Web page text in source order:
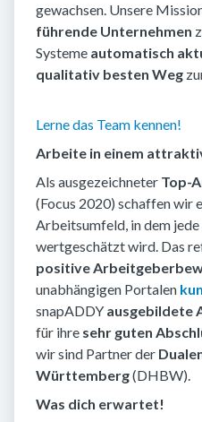
gewachsen. Unsere
führende Unternehmen
Systeme automatisch
qualitativ besten Weg
Lerne das Team kennen!
Arbeite in einem
Als ausgezeichneter Top-
(Focus 2020) schaffen wir
Arbeitsumfeld, in dem
wertgeschätzt wird. Das
positive
unabhängigen Portalen
snapADDY ausgebildete
für ihre sehr guten
wir sind Partner der
Württemberg(DHBW).
Was dich erwartet!